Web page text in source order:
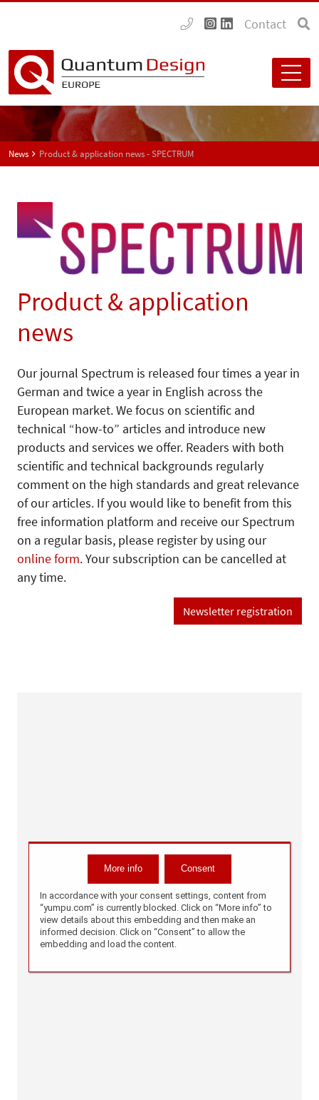
Contact
News Product & application news - SPECTRUM
Product & application
news
Our journal Spectrum is released four times a year in
German and twice a year in English across the
European market. We focus on scientific and
technical “how-to” articles and introduce new
products and services we offer. Readers with both
scientific and technical backgrounds regularly
comment on the high standards and great relevance
of our articles. If you would like to benefit from this
free information platform and receive our Spectrum
on a regular basis, please register by using our
online form. Your subscription can be cancelled at
any time.
Newsletter registration